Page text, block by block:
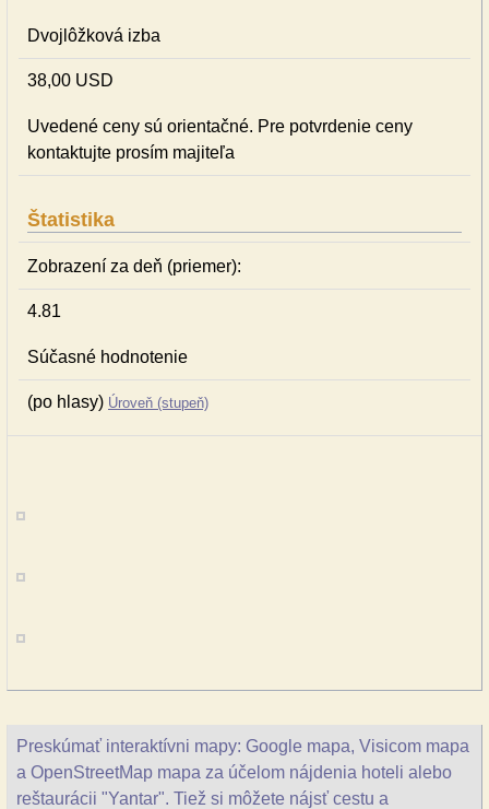
Dvojlôžková izba
38,00 USD
Uvedené ceny sú orientačné. Pre potvrdenie ceny
kontaktujte prosím majiteľa
Štatistika
Zobrazení za deň (priemer):
4.81
Súčasné hodnotenie
(po hlasy) Úroveň (stupeň)
Preskúmať interaktívni mapy: Google mapa, Visicom mapa
a OpenStreetMap mapa za účelom nájdenia hoteli alebo
reštaurácii "Yantar". Tiež si môžete nájsť cestu a